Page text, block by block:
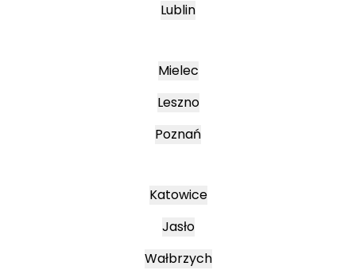
Lublin
Mielec
Leszno
Poznań
Katowice
Jasło
Wałbrzych